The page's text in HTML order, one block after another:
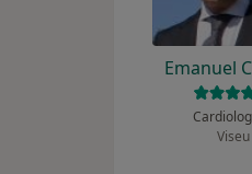
Emanuel
Viseu